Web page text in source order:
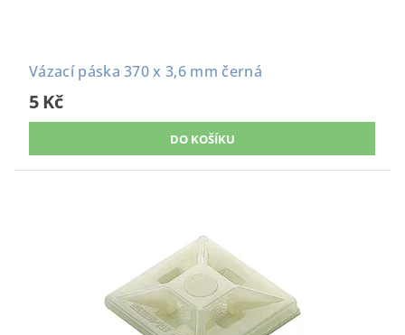
Vázací páska 370 x 3,6 mm černá
5 Kč